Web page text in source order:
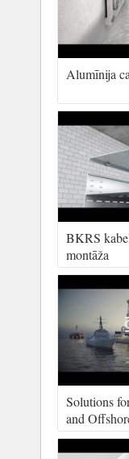
Alumīnija
BKRS
montāža
Solutions
and